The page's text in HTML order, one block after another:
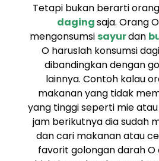
Tetapi bukan berarti
dagingsaja. Orang
mengonsumsisayurdan
O haruslah konsumsi
dibandingkan dengan
lainnya. Contoh kalau
makanan yang tidak
yang tinggi seperti mie atau
jam berikutnya dia sudah
dan cari makanan atau
favorit golongan darah